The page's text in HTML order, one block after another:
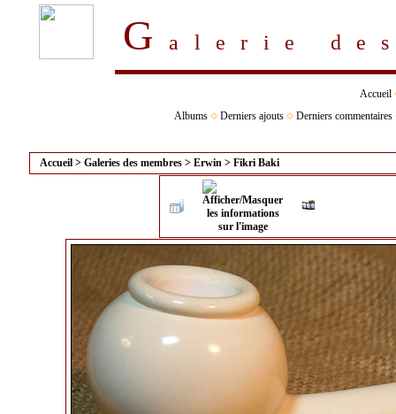
Galerie
Accueil
Albums
Derniers ajouts Derniers commentaires
Accueil > Galeries des membres > Erwin > Fikri Baki